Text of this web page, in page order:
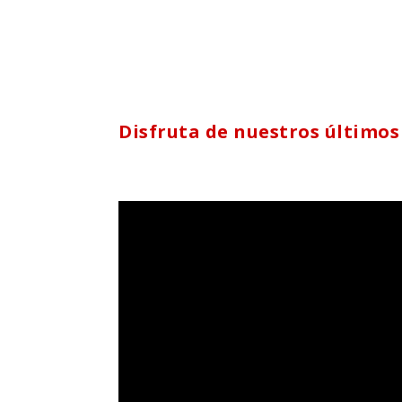
Disfruta de nuestros últimos